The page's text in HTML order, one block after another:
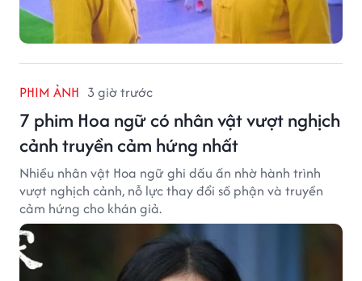
PHIM ẢNH 3 giờ trước
7 phim Hoa ngữ có nhân vật vượt nghịch
cảnh truyền cảm hứng nhất
Nhiều nhân vật Hoa ngữ ghi dấu ấn nhờ hành trình
vượt nghịch cảnh, nỗ lực thay đổi số phận và truyền
cảm hứng cho khán giả.